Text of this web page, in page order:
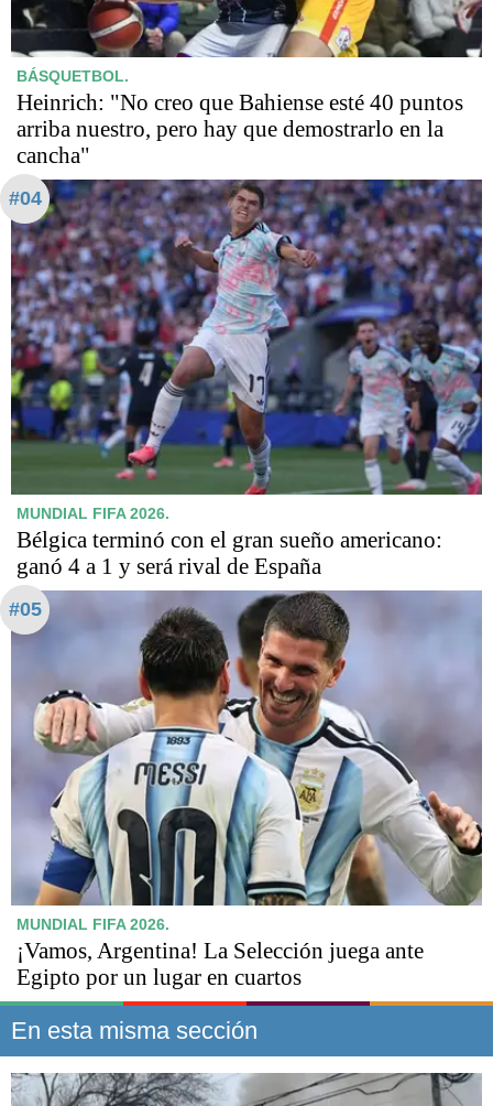
BÁSQUETBOL.
Heinrich: "No creo que Bahiense esté 40 puntos
arriba nuestro, pero hay que demostrarlo en la
cancha"
#04
MUNDIAL FIFA 2026.
Bélgica terminó con el gran sueño americano:
ganó 4 a 1 y será rival de España
#05
MUNDIAL FIFA 2026.
¡Vamos, Argentina! La Selección juega ante
Egipto por un lugar en cuartos
En esta misma sección